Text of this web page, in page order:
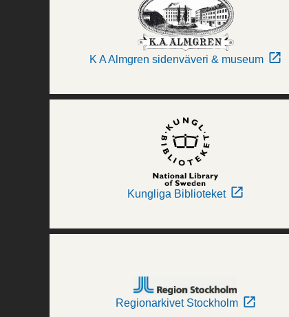
K A Almgren sidenväveri & museum
Kungliga Biblioteket
Regionarkivet Stockholm